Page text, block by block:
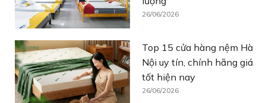
26/06/2026
Top 15 cửa hàng nệm Hà
Nội uy tín, chính hãng giá
tốt hiện nay
26/06/2026